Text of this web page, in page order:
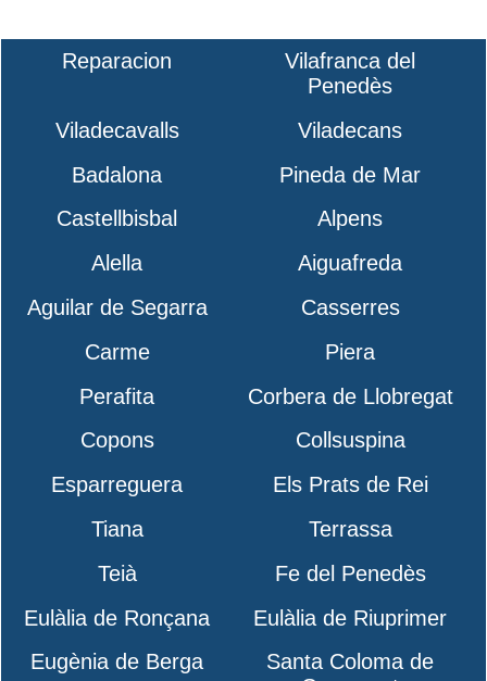
Reparacion
Vilafranca del
Penedès
Viladecavalls
Viladecans
Badalona
Pineda de Mar
Castellbisbal
Alpens
Alella
Aiguafreda
Aguilar de Segarra
Casserres
Carme
Piera
Perafita
Corbera de Llobregat
Copons
Collsuspina
Esparreguera
Els Prats de Rei
Tiana
Terrassa
Teià
Fe del Penedès
Eulàlia de Ronçana
Eulàlia de Riuprimer
Eugènia de Berga
Santa Coloma de